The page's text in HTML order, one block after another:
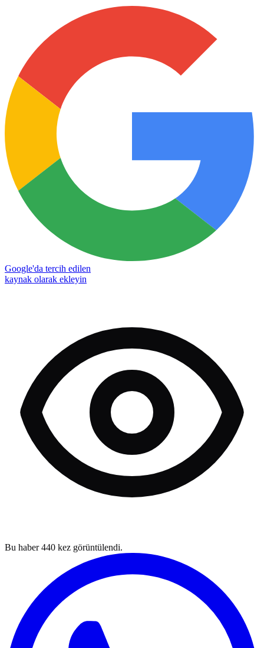
Google'da tercih edilen
kaynak olarak ekleyin
Bu haber440 kez görüntülendi.